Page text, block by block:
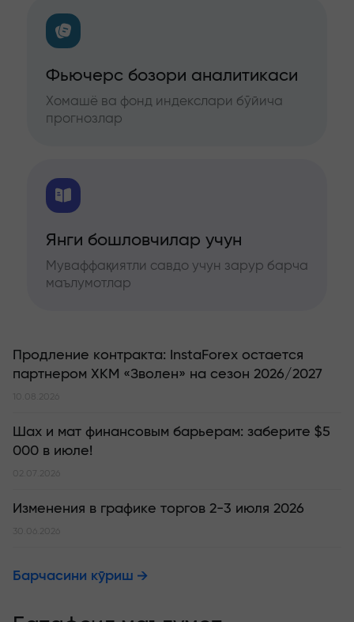
Фьючерс бозори аналитикаси
Хомашё ва фонд индекслари бўйича
прогнозлар
Янги бошловчилар учун
Муваффақиятли савдо учун зарур барча
маълумотлар
Продление контракта: InstaForex остается
партнером ХКМ «Зволен» на сезон 2026/2027
10.08.2026
Шах и мат финансовым барьерам: заберите $5
000 в июле!
02.07.2026
Изменения в графике торгов 2-3 июля 2026
30.06.2026
Барчасини кўриш